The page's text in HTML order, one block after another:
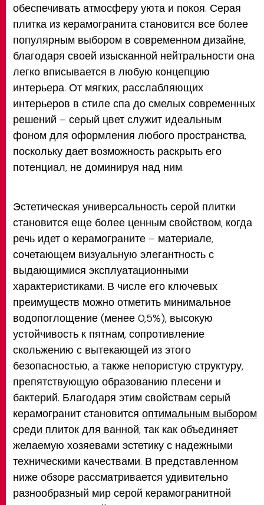
обеспечивать атмосферу уюта и покоя. Серая
плитка из керамогранита становится все более
популярным выбором в современном дизайне,
благодаря своей изысканной нейтральности она
легко вписывается в любую концепцию
интерьера. От мягких, расслабляющих
интерьеров в стиле спа до смелых современных
решений – серый цвет служит идеальным
фоном для оформления любого пространства,
поскольку дает возможность раскрыть его
потенциал, не доминируя над ним.
Эстетическая универсальность серой плитки
становится еще более ценным свойством, когда
речь идет о керамограните – материале,
сочетающем визуальную элегантность с
выдающимися эксплуатационными
характеристиками. В числе его ключевых
преимуществ можно отметить минимальное
водопоглощение (менее 0,5%), высокую
устойчивость к пятнам, сопротивление
скольжению с вытекающей из этого
безопасностью, а также непористую структуру,
препятствующую образованию плесени и
бактерий. Благодаря этим свойствам серый
керамогранит становится оптимальным выбором
среди плиток для ванной, так как объединяет
желаемую хозяевами эстетику с надежными
техническими качествами. В представленном
ниже обзоре рассматривается удивительно
разнообразный мир серой керамогранитной